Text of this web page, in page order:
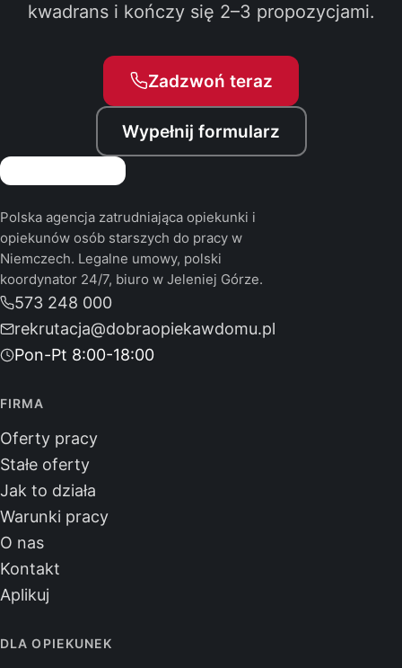
kwadrans i kończy się 2–3 propozycjami.
Zadzwoń teraz
Wypełnij formularz
Polska agencja zatrudniająca opiekunki i
opiekunów osób starszych do pracy w
Niemczech. Legalne umowy, polski
koordynator 24/7, biuro w Jeleniej Górze.
573 248 000
rekrutacja@dobraopiekawdomu.pl
Pon-Pt 8:00-18:00
FIRMA
Oferty pracy
Stałe oferty
Jak to działa
Warunki pracy
O nas
Kontakt
Aplikuj
DLA OPIEKUNEK